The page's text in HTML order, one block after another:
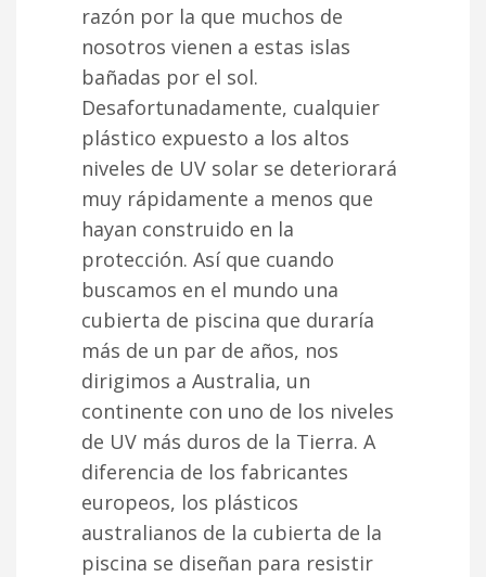
razón por la que muchos de
nosotros vienen a estas islas
bañadas por el sol.
Desafortunadamente, cualquier
plástico expuesto a los altos
niveles de UV solar se deteriorará
muy rápidamente a menos que
hayan construido en la
protección. Así que cuando
buscamos en el mundo una
cubierta de piscina que duraría
más de un par de años, nos
dirigimos a Australia, un
continente con uno de los niveles
de UV más duros de la Tierra. A
diferencia de los fabricantes
europeos, los plásticos
australianos de la cubierta de la
piscina se diseñan para resistir